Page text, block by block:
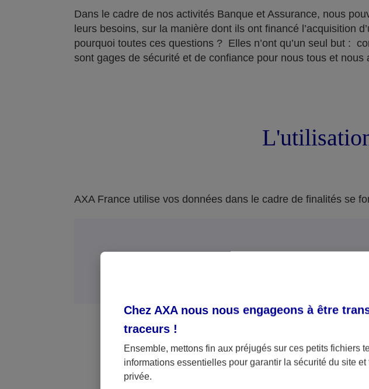
Dans le cadre de nos activités Banque et Assurance, nous
leurs besoins, sur la manière dont ils ont financé l’acquisition
pourquoi toutes ces questions ? Elles n’ont qu’un seul but :
sont gages de sécurité et de confiance pour nous tous et nous
AXA France utilise vos données dans le cadre de finalités se
Chez AXA nous nous engageons à être
traceurs !
Ensemble, mettons fin aux préjugés sur ces petits fichiers
informations essentielles pour garantir la sécurité du site
privée.